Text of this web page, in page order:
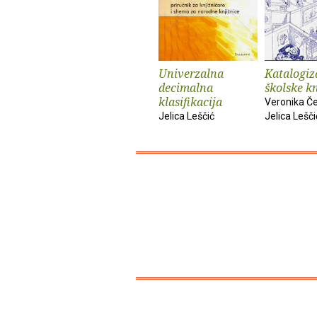
Univerzalna
decimalna
klasifikacija
Jelica Leščić
školske
Veronika
Jelica